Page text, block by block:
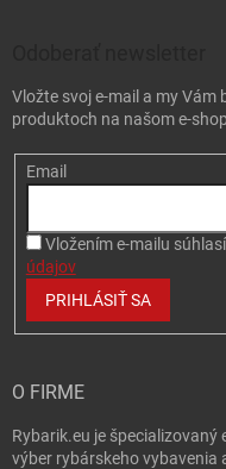
Vložte svoj e-mail a my Vám
produktoch na našom e-
Email
Vložením e-mailu
údajov
PRIHLÁSIŤ SA
O FIRME
Rybarik.eu je
výber rybárskeho vybavenia